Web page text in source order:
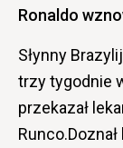
Ronaldo
Słynny
trzy tygodnie
przekazał